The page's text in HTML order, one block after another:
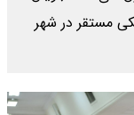
مستقر در شهر